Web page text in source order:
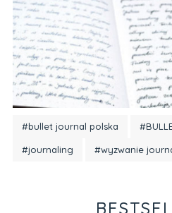
#bullet journal polska
#journaling #wyzwanie